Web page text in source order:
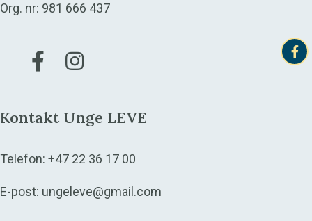
Org. nr: 981 666 437
Gå til vår Facebook
Gå til vår Instagram
Kontakt Unge LEVE
Telefon: +47 22 36 17 00
E-post: ungeleve@gmail.com